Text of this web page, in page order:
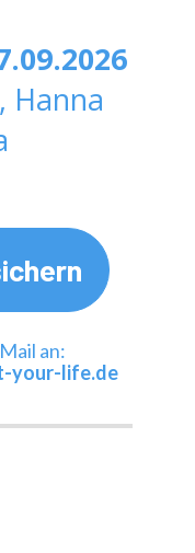
Hanna
your-life.de